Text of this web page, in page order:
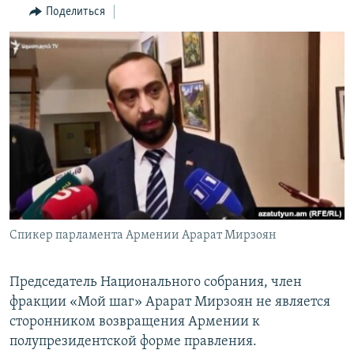
Перейти
поиску
РЕГИОН
НАГОРНЫЙ КАРАБАХ
КУЛЬТУРА
СПОРТ
АРХИВ
Հայերեն
English
Русский
Поделиться
Спикер парламента Армении Арарат Мирзоян
Председатель Национального собрания, член
фракции «Мой шаг» Арарат Мирзоян не является
сторонником возвращения Армении к
полупрезидентской форме правления.